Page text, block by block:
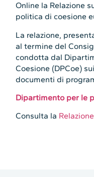
Online la Relazione
politica di coesione
La relazione,
al termine del
condotta dal
Coesione (DPCoe)
documenti di
Dipartimento per le
Consulta la Relazione